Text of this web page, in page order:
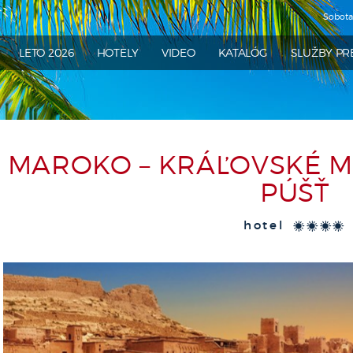
Sobota
LETO 2026 HOTELY VIDEO KATALÓG SLUŽBY
MAROKO – KRÁĽOVSKÉ
PÚŠŤ
hotel ****